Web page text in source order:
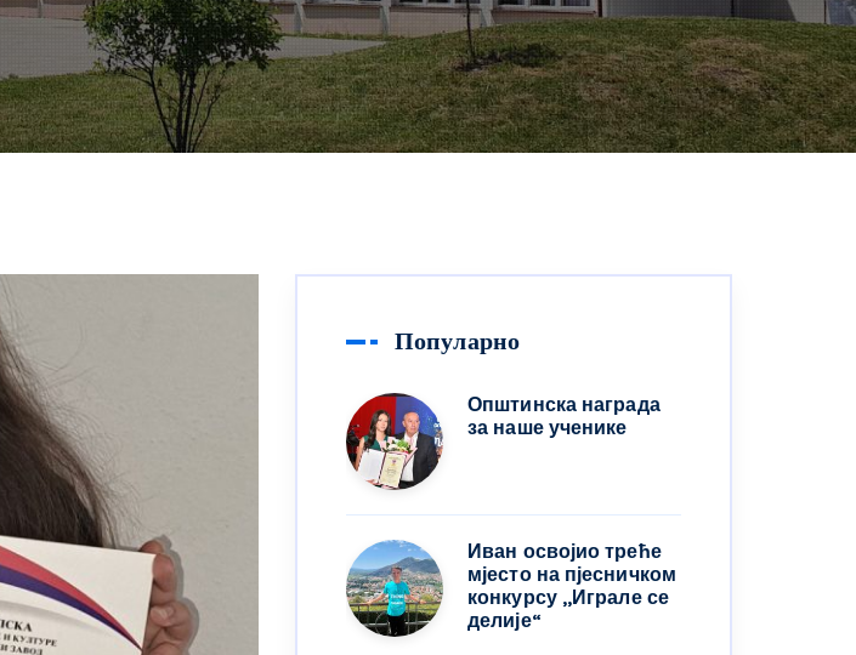
Популарно
Општинска награда
за наше ученике
Иван освојио треће
мјесто на пјесничком
конкурсу ,,Играле се
делије“